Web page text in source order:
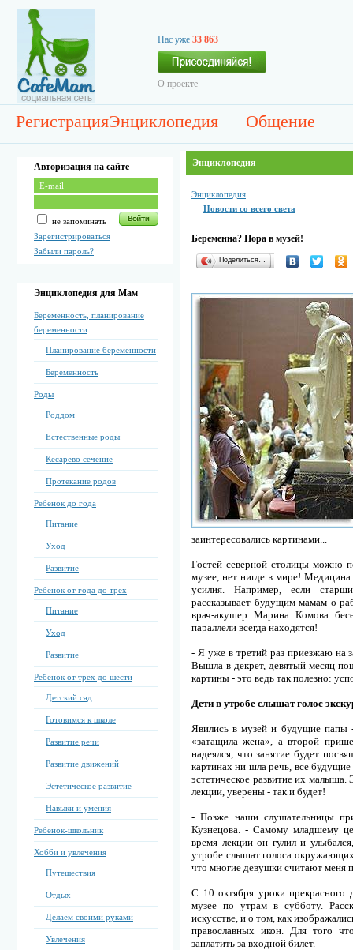
Нас уже 33 863
О проекте
РегистрацияЭнциклопедия Общение
Авторизация на сайте
не запоминать
Зарегистрироваться
Забыли пароль?
Энциклопедия для Мам
Беременность, планирование
беременности
Планирование беременности
Беременность
Роды
Роддом
Естественные роды
Кесарево сечение
Протекание родов
Ребенок до года
Питание
Уход
Развитие
Ребенок от года до трех
Питание
Уход
Развитие
Ребенок от трех до шести
Детский сад
Готовимся к школе
Развитие речи
Развитие движений
Эстетическое развитие
Навыки и умения
Ребенок-школьник
Хобби и увлечения
Путешествия
Отдых
Делаем своими руками
Увлечения
Энциклопедия
Энциклопедия
Новости со всего света
Беременна? Пора в музей!
Поделиться…
заинтересовались картинами...
Гостей северной столицы можно
музее, нет нигде в мире!
усилия. Например, если
рассказывает будущим мамам о
врач-акушер Марина Комова
параллели всегда находятся!
- Я уже в третий раз приезжаю на
Вышла в декрет, девятый месяц
картины - это ведь так полезно:
Дети в утробе слышат голос
Явились в музей и будущие папы
«затащила жена», а второй
надеялся, что занятие будет
картинах ни шла речь, все
эстетическое развитие их малыша.
лекции, уверены - так и будет!
- Позже наши слушательницы
Кузнецова. - Самому младшему
время лекции он гулил и
утробе слышат голоса
что многие девушки считают меня
С 10 октября уроки
музее по утрам в субботу.
искусстве, и о том, как
православных икон. Для того
заплатить за входной билет.